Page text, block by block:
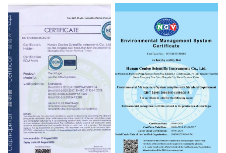
ISO9001:2015 ISO13485:2016